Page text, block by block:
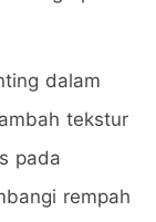
dalam
tekstur
pada
rempah